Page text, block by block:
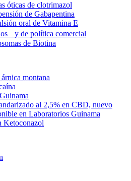
óticas de clotrimazol
de Gabapentina
oral de Vitamina E
y de política comercial
de Biotina
montana
al 2,5% en CBD, nuevo
en Laboratorios Guinama
Ketoconazol